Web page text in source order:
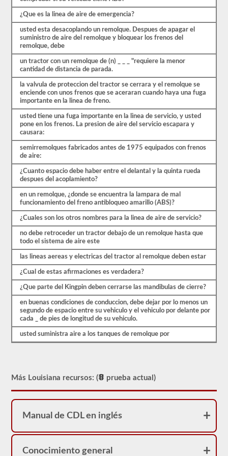
pesadas,
más
requieren
habilidades
adicionales.
Deberá
obtener
un
puntaje
menos
80%
(16
de
20)
para
aprobar
examen
Tenemos
100
preguntas
que
que
encuentre
el
examen
de
aprobación
combinado.
Estas
preguntas
siguen
las
para
de
Louisiana
a
¿Que es la linea de aire de emergencia?
usted esta desacoplando un remolque. Despues de apagar el
suministro de aire del remolque y bloquear los frenos del
remolque, debe
un tractor con un remolque de (n) _ _ _ "requiere la menor
cantidad de distancia de parada.
la valvula de proteccion del tractor se cerrara y el remolque se
enciende con unos frenos que se aceraran cuando haya una fuga
importante en la linea de freno.
usted tiene una fuga importante en la linea de servicio, y usted
pone en los frenos. La presion de aire del servicio escapara y
causara:
semirremolques fabricados antes de 1975 equipados con frenos
de aire:
¿Cuanto espacio debe haber entre el delantal y la quinta rueda
despues del acoplamiento?
en un remolque, ¿donde se encuentra la lampara de mal
funcionamiento del freno antibloqueo amarillo (ABS)?
¿Cuales son los otros nombres para la linea de aire de servicio?
no debe retroceder un tractor debajo de un remolque hasta que
todo el sistema de aire este
las lineas aereas y electricas del tractor al remolque deben estar
¿Cual de estas afirmaciones es verdadera?
¿Que parte del Kingpin deben cerrarse las mandibulas de cierre?
en buenas condiciones de conduccion, debe dejar por lo menos un
segundo de espacio entre su vehiculo y el vehiculo por delante por
cada _ de pies de longitud de su vehiculo.
usted suministra aire a los tanques de remolque por
Más Louisiana recursos: ( prueba actual)
Manual de CDL en inglés
Conocimiento general